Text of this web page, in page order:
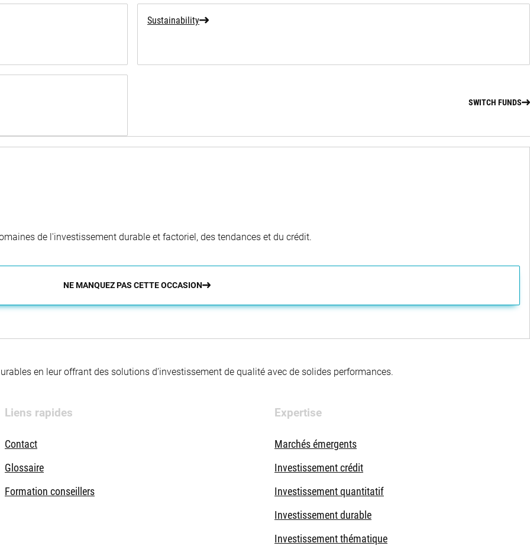
Sustainability
SWITCH FUNDS
de l'investissement durable et factoriel, des tendances et du crédit.
NE MANQUEZ PAS CETTE OCCASION
en leur offrant des solutions d’investissement de qualité avec de solides performances.
Liens rapides
Contact
Glossaire
Formation conseillers
Expertise
Marchés émergents
Investissement crédit
Investissement quantitatif
Investissement durable
Investissement thématique